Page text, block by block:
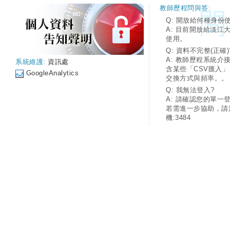
系統維護: 資訊處
GoogleAnalytics
教師歷程問與答:
Q: 開放給何種身份
A: 目前開放給淡江
使用。
Q: 資料不完整(正確
A: 教師歷程系統介
含某些「CSV匯入
交換方式與頻率。。
Q: 我無法登入?
A: 請確認您的單一
若需進一步協助，
機:3484